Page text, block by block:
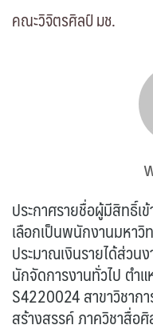
คณะวิจิตรศิลป์ มช.
ประกาศรายชื่อผู้มีสิทธิ์เ
เลือกเป็นพนักงานมหา
ประมาณเงินรายได้ส่วน
นักจัดการงานทั่วไป ตำ
S4220024 สาขาวิชาก
สร้างสรรค์ ภาควิชาสื่อ